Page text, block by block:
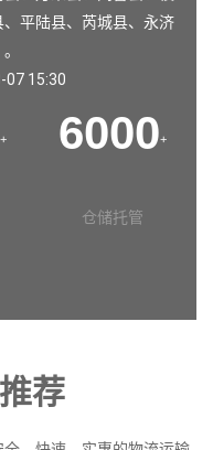
、 平陆县、 芮城县、 永济
07 15:30
+ 6000+
仓储托管
荐